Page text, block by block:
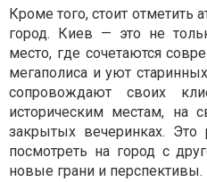
Кроме того, стоит отметить
город. Киев — это не
место, где сочетаются
мегаполиса и уют
сопровождают своих
историческим местам, на
закрытых вечеринках. Это
посмотреть на город с
новые грани и перспективы.